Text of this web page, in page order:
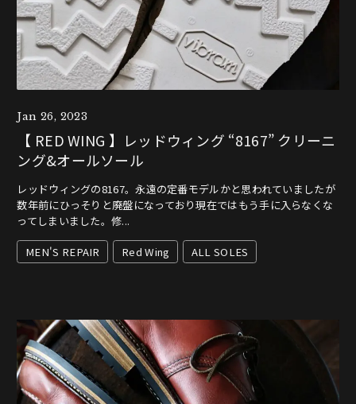
Jan 26, 2023
【 RED WING 】レッドウィング “8167” クリーニ
ング&オールソール
レッドウィングの8167。永遠の定番モデルかと思われていましたが
数年前にひっそりと廃盤になっており現在ではもう手に入らなくな
ってしまいました。修...
MEN'S REPAIR Red Wing ALL SOLES